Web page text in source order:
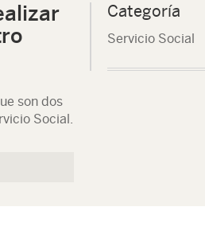
son dos
Social.
Categoría
Servicio Social